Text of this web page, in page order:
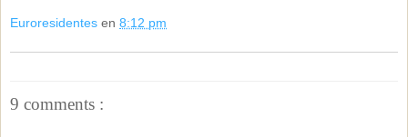
Euroresidentesen8:12 pm
9 comments :